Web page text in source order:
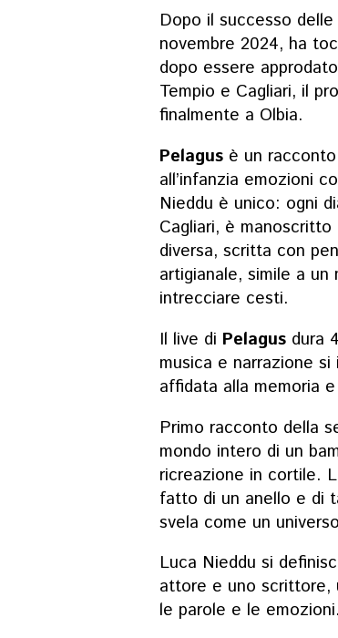
Dopo il successo
novembre 2024, ha
dopo essere
Tempio e Cagliari, il
finalmente a Olbia.
Pelagus è un
all’infanzia emozioni
Nieddu è unico: ogni
Cagliari, è
diversa, scritta con
artigianale, simile a
intrecciare cesti.
Il live di Pelagus dura
musica e narrazione
affidata alla memoria
Primo racconto della
mondo intero di un
ricreazione in cortile.
fatto di un anello e di
svela come un
Luca Nieddu si
attore e uno scrittore,
le parole e le emozioni.